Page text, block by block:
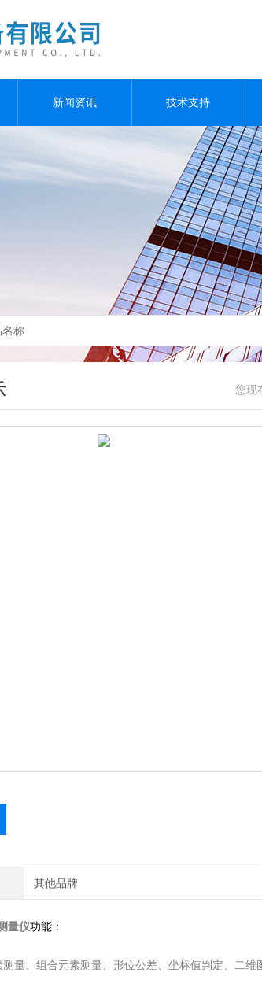
新闻资讯 技术支持
您现
其他品牌
量仪功能：
量、组合元素测量、形位公差、坐标值判定、二维